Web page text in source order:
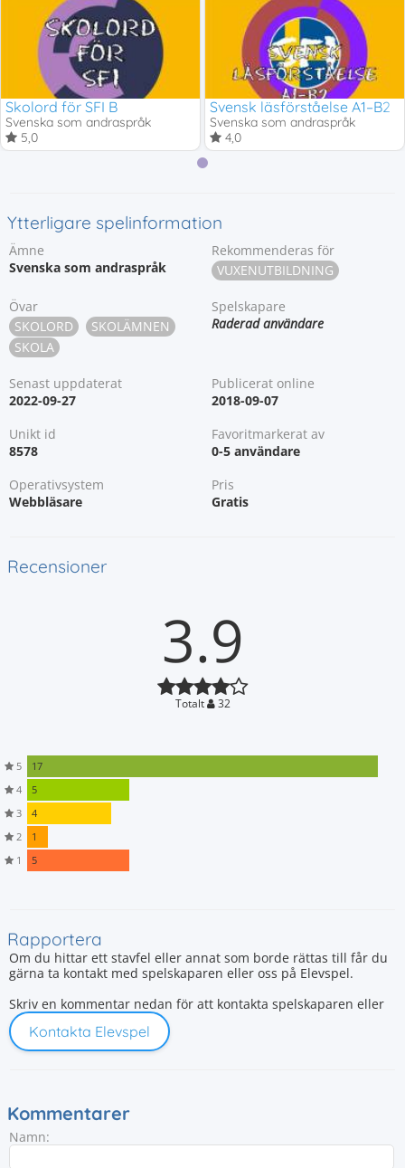
Skolord för SFI B
Svenska som andraspråk
5,0
Svensk läsförståelse A1–B2
Svenska som andraspråk
4,0
Ytterligare spelinformation
Ämne
Svenska som andraspråk
Rekommenderas för
VUXENUTBILDNING
Övar
SKOLORD
SKOLÄMNEN
SKOLA
Spelskapare
Raderad användare
Senast uppdaterat
2022-09-27
Publicerat online
2018-09-07
Unikt id
8578
Favoritmarkerat av
0-5 användare
Operativsystem
Webbläsare
Pris
Gratis
Recensioner
3.9
Totalt 32
5
17
4
5
3
4
2
1
1
5
Rapportera
Om du hittar ett stavfel eller annat som borde rättas till får du
gärna ta kontakt med spelskaparen eller oss på Elevspel.
Skriv en kommentar nedan för att kontakta spelskaparen eller
Kontakta Elevspel
Kommentarer
Namn: